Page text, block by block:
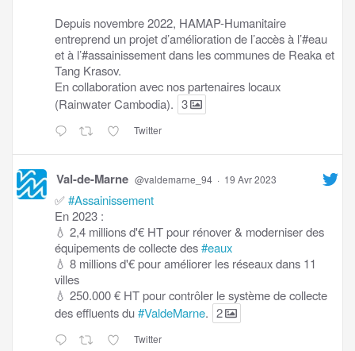
Depuis novembre 2022, HAMAP-Humanitaire
entreprend un projet d’amélioration de l’accès à l’#eau
et à l’#assainissement dans les communes de Reaka et
Tang Krasov.
En collaboration avec nos partenaires locaux
(Rainwater Cambodia). 3
Twitter
Val-de-Marne @valdemarne_94 · 19 Avr 2023
✅#Assainissement
En 2023 :
💧 2,4 millions d'€ HT pour rénover & moderniser des
équipements de collecte des#eaux
💧 8 millions d'€ pour améliorer les réseaux dans 11
villes
💧 250.000 € HT pour contrôler le système de collecte
des effluents du#ValdeMarne. 2
Twitter